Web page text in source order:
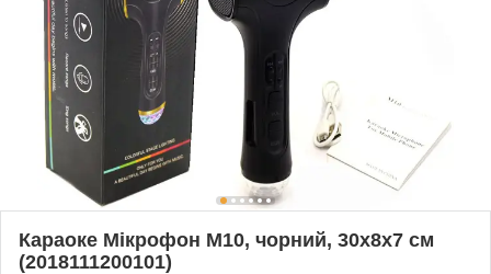
Караоке Мікрофон M10, чорний, 30х8х7 см
(2018111200101)